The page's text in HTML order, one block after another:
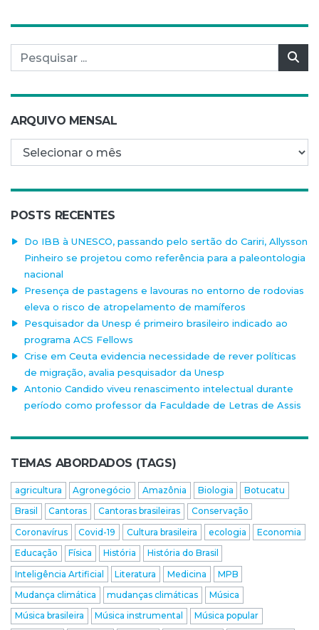
Pesquisar por:
ARQUIVO MENSAL
Arquivo mensal
POSTS RECENTES
Do IBB à UNESCO, passando pelo sertão do Cariri, Allysson
Pinheiro se projetou como referência para a paleontologia
nacional
Presença de pastagens e lavouras no entorno de rodovias
eleva o risco de atropelamento de mamíferos
Pesquisador da Unesp é primeiro brasileiro indicado ao
programa ACS Fellows
Crise em Ceuta evidencia necessidade de rever políticas
de migração, avalia pesquisador da Unesp
Antonio Candido viveu renascimento intelectual durante
período como professor da Faculdade de Letras de Assis
TEMAS ABORDADOS (TAGS)
agricultura Agronegócio Amazônia Biologia
Botucatu
Brasil
Cantoras Cantoras brasileiras
Conservação
Coronavírus
Covid-19 Cultura brasileira ecologia
Economia
Educação
Física História
História do Brasil
Inteligência Artificial
Literatura Medicina
MPB
Mudança climática
mudanças climáticas
Música
Música brasileira
Música instrumental
Música popular